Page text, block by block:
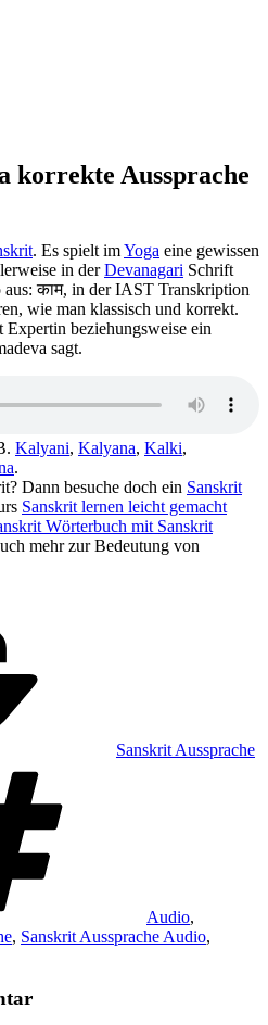
korrekte Aussprache
. Es spielt imYoga eine gewissen
in derDevanagari Schrift
aus: काम, in der IAST Transkription
wie man klassisch und korrekt.
beziehungsweise ein
sagt.
Kalyani, Kalyana, Kalki,
.
Dann besuche doch ein Sanskrit
Sanskrit lernen leicht gemacht
Wörterbuch mit Sanskrit
mehr zur Bedeutung von
Sanskrit Aussprache
Audio,
, Sanskrit Aussprache Audio,